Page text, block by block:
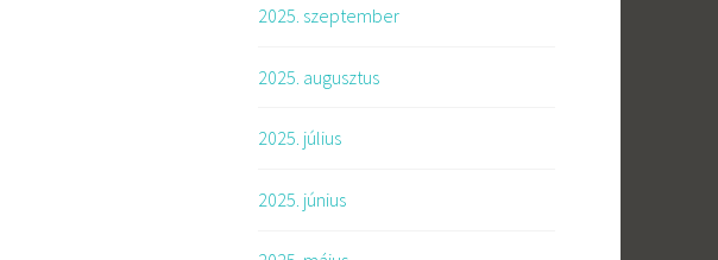
2025. szeptember
2025. augusztus
2025. július
2025. június